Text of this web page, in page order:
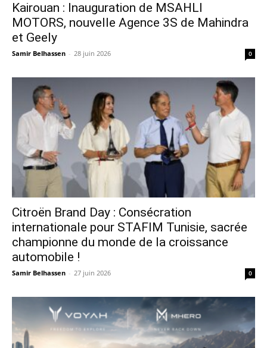
Kairouan : Inauguration de MSAHLI
MOTORS, nouvelle Agence 3S de Mahindra
et Geely
Samir Belhassen - 28 juin 2026 0
Citroën Brand Day : Consécration
internationale pour STAFIM Tunisie, sacrée
championne du monde de la croissance
automobile !
Samir Belhassen - 27 juin 2026 0